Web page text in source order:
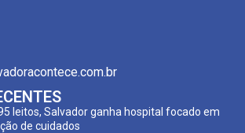
leitos, Salvador ganha hospital focado em
de cuidados